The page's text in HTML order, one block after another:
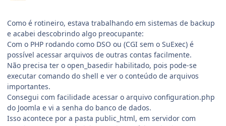
Como é rotineiro, estava trabalhando em sistemas de backup
e acabei descobrindo algo preocupante:
Com o PHP rodando como DSO ou (CGI sem o SuExec) é
possível acessar arquivos de outras contas facilmente.
Não precisa ter o open_basedir habilitado, pois pode-se
executar comando do shell e ver o conteúdo de arquivos
importantes.
Consegui com facilidade acessar o arquivo configuration.php
do Joomla e vi a senha do banco de dados.
Isso acontece por a pasta public_html, em servidor com